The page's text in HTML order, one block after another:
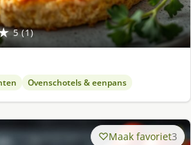
5 (1)
Ovenschotels & eenpans
Maak favoriet3